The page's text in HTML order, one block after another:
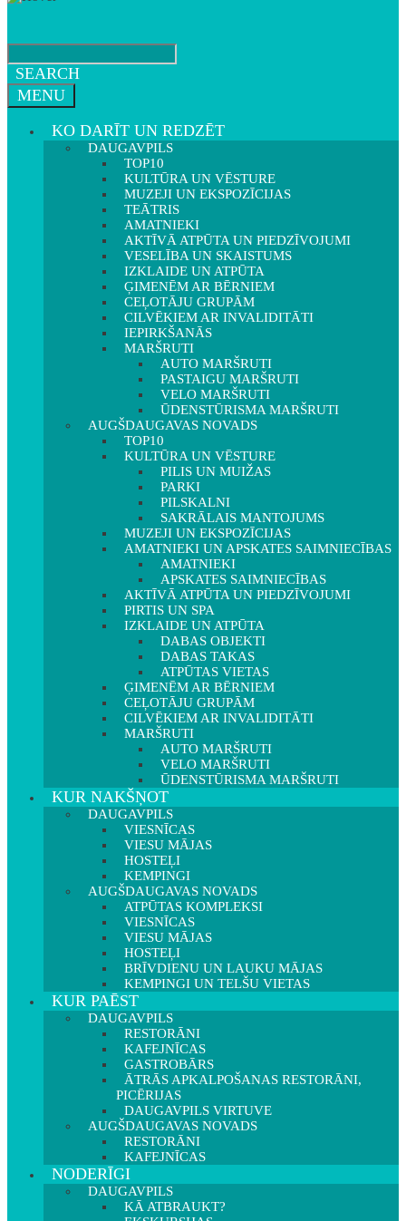
SEARCH
MENU
KO DARĪT UN REDZĒT
DAUGAVPILS
TOP10
KULTŪRA UN VĒSTURE
MUZEJI UN EKSPOZĪCIJAS
TEĀTRIS
AMATNIEKI
AKTĪVĀ ATPŪTA UN PIEDZĪVOJUMI
VESELĪBA UN SKAISTUMS
IZKLAIDE UN ATPŪTA
ĢIMENĒM AR BĒRNIEM
CEĻOTĀJU GRUPĀM
CILVĒKIEM AR INVALIDITĀTI
IEPIRKŠANĀS
MARŠRUTI
AUTO MARŠRUTI
PASTAIGU MARŠRUTI
VELO MARŠRUTI
ŪDENSTŪRISMA MARŠRUTI
AUGŠDAUGAVAS NOVADS
TOP10
KULTŪRA UN VĒSTURE
PILIS UN MUIŽAS
PARKI
PILSKALNI
SAKRĀLAIS MANTOJUMS
MUZEJI UN EKSPOZĪCIJAS
AMATNIEKI UN APSKATES SAIMNIECĪBAS
AMATNIEKI
APSKATES SAIMNIECĪBAS
AKTĪVĀ ATPŪTA UN PIEDZĪVOJUMI
PIRTIS UN SPA
IZKLAIDE UN ATPŪTA
DABAS OBJEKTI
DABAS TAKAS
ATPŪTAS VIETAS
ĢIMENĒM AR BĒRNIEM
CEĻOTĀJU GRUPĀM
CILVĒKIEM AR INVALIDITĀTI
MARŠRUTI
AUTO MARŠRUTI
VELO MARŠRUTI
ŪDENSTŪRISMA MARŠRUTI
KUR NAKŠŅOT
DAUGAVPILS
VIESNĪCAS
VIESU MĀJAS
HOSTEĻI
KEMPINGI
AUGŠDAUGAVAS NOVADS
ATPŪTAS KOMPLEKSI
VIESNĪCAS
VIESU MĀJAS
HOSTEĻI
BRĪVDIENU UN LAUKU MĀJAS
KEMPINGI UN TELŠU VIETAS
KUR PAĒST
DAUGAVPILS
RESTORĀNI
KAFEJNĪCAS
GASTROBĀRS
ĀTRĀS APKALPOŠANAS RESTORĀNI,
PICĒRIJAS
DAUGAVPILS VIRTUVE
AUGŠDAUGAVAS NOVADS
RESTORĀNI
KAFEJNĪCAS
NODERĪGI
DAUGAVPILS
KĀ ATBRAUKT?